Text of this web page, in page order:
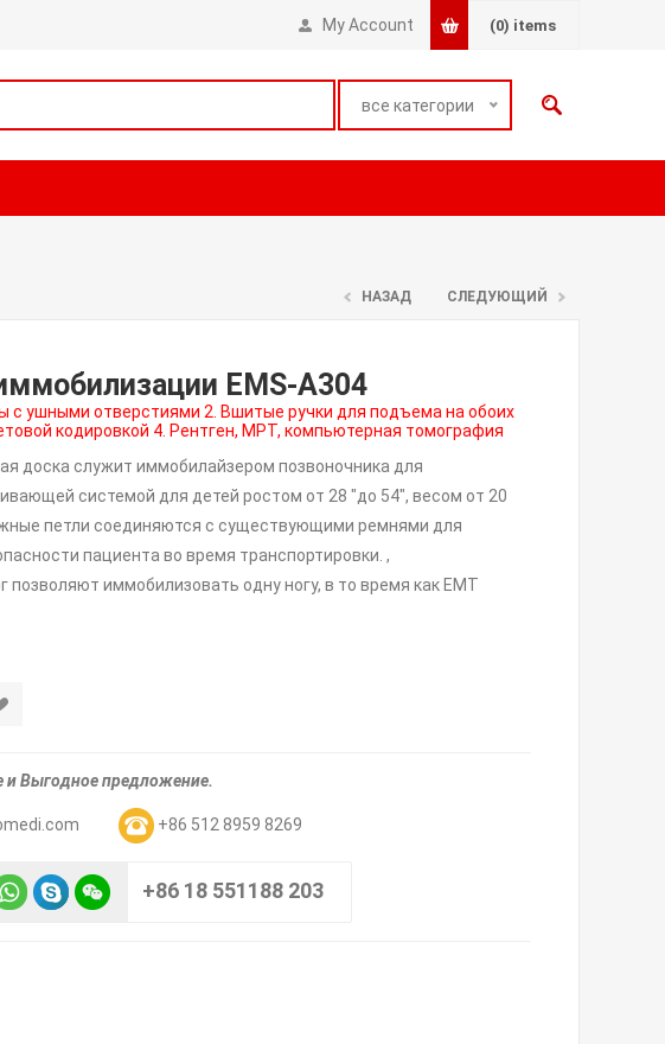
My Account (0) items
все категории
НАЗАД СЛЕДУЮЩИЙ
EMS-A304
с ушными отверстиями 2. Вшитые ручки для подъема на обоих
кодировкой 4. Рентген, МРТ, компьютерная томография
доска служит иммобилайзером позвоночника для
системой для детей ростом от 28 "до 54", весом от 20
петли соединяются с существующими ремнями для
пациента во время транспортировки. ,
позволяют иммобилизовать одну ногу, в то время как EMT
и Выгодное предложение.
+86 512 8959 8269
+86 18 551188 203